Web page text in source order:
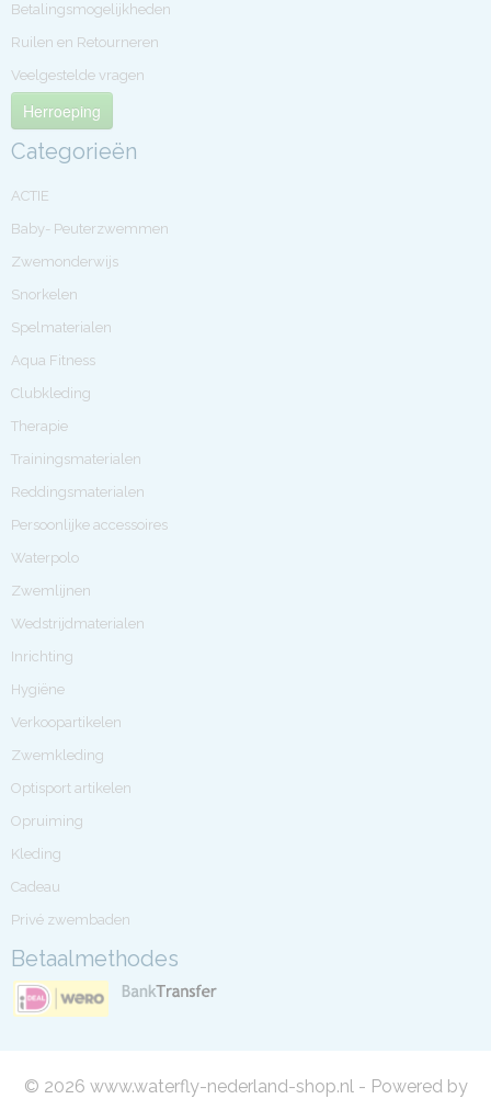
Betalingsmogelijkheden
Ruilen en Retourneren
Veelgestelde vragen
Herroeping
Categorieën
ACTIE
Baby- Peuterzwemmen
Zwemonderwijs
Snorkelen
Spelmaterialen
Aqua Fitness
Clubkleding
Therapie
Trainingsmaterialen
Reddingsmaterialen
Persoonlijke accessoires
Waterpolo
Zwemlijnen
Wedstrijdmaterialen
Inrichting
Hygiëne
Verkoopartikelen
Zwemkleding
Optisport artikelen
Opruiming
Kleding
Cadeau
Privé zwembaden
Betaalmethodes
© 2026 www.waterfly-nederland-shop.nl - Powered by